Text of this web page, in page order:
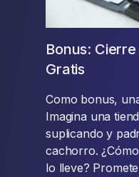
Bonus:
Gratis
Como bonus,
Imagina una
suplicando y
cachorro.
lo lleve?